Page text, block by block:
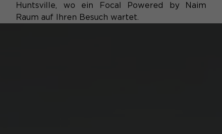
Huntsville, wo ein Focal Powered by Naim
Raum auf Ihren Besuch wartet.